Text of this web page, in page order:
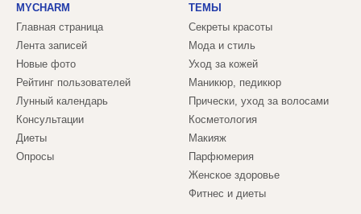
MYCHARM
Главная страница
Лента записей
Новые фото
Рейтинг пользователей
Лунный календарь
Консультации
Диеты
Опросы
ТЕМЫ
Секреты красоты
Мода и стиль
Уход за кожей
Маникюр, педикюр
Прически, уход за волосами
Косметология
Макияж
Парфюмерия
Женское здоровье
Фитнес и диеты